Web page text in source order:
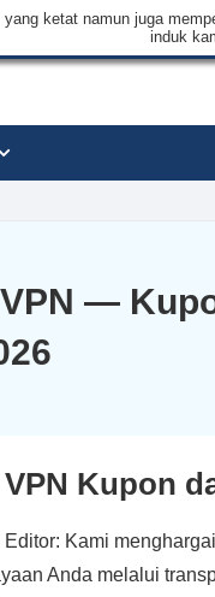
ketat namun juga
induk
—
Kupon
Editor: Kami
Anda melalui